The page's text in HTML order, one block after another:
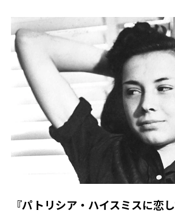
『パトリシア・ハイスミスに恋し